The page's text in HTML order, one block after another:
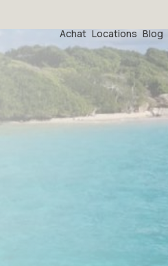
Achat Locations Blog